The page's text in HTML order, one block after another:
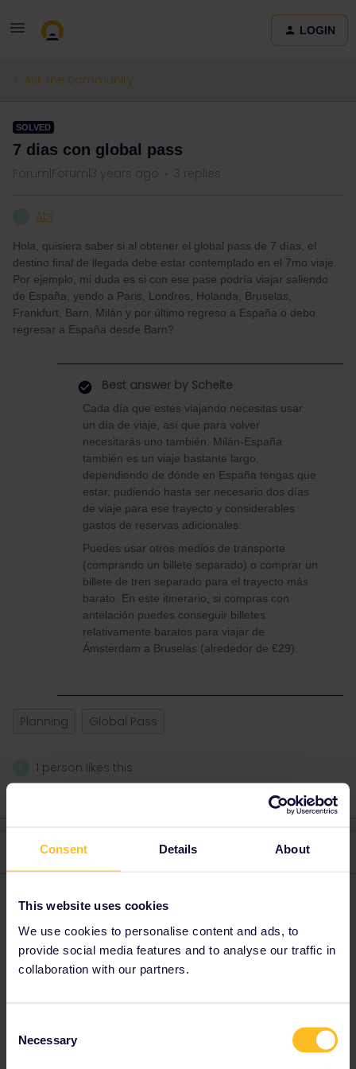
Consent Details About
This website uses cookies
We use cookies to personalise content and ads, to
provide social media features and to analyse our traffic in
collaboration with our partners.
Selection
Necessary
LOGIN
Ask the community
SOLVED
7 dias con global pass
Forum|Forum|3 years ago 3 replies
Abi
Hola, quisiera saber si al obtener el global pass de 7 días, el
destino final de llegada debe estar contemplado en el 7mo viaje.
Por ejemplo, mi duda es si con ese pase podría viajar saliendo
de España, yendo a Paris, Londres, Holanda, Bruselas,
Frankfurt, Barn, Milán y por último regreso a España o debo
regresar a España desde Barn?
Best answer by Schelte
Cada día que estés viajando necesitas usar
un día de viaje, así que para volver
necesitarás uno también. Milán-España
también es un viaje bastante largo,
dependiendo de dónde en España tengas que
estar, pudiendo hasta ser necesario dos días
de viaje para ese trayecto y considerables
gastos de reservas adicionales.
Puedes usar otros medios de transporte
(comprando un billete separado) o comprar un
billete de tren separado para el trayecto más
barato. En este itinerario, si compras con
antelación puedes conseguir billetes
relativamente baratos para viajar de
Ámsterdam a Bruselas (alrededor de €29).
Planning Global Pass
1 person likes this
3 replies Oldest first
R rvdborgt
For all travel you need a valid travel day on your pass, including
for any return journey.